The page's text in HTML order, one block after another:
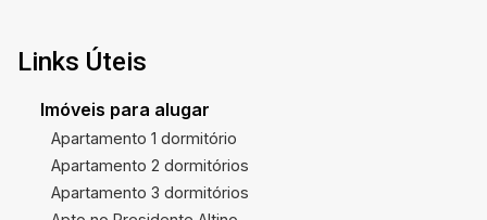
Links Úteis
Imóveis para alugar
Apartamento 1 dormitório
Apartamento 2 dormitórios
Apartamento 3 dormitórios